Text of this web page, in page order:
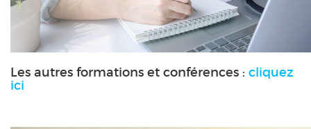
Les autres formations et conférences : cliquez
ici